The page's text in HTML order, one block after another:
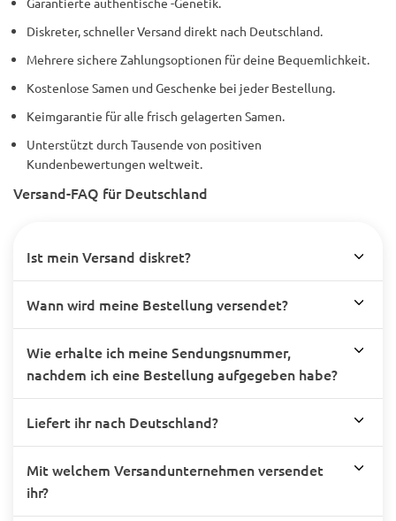
Diskreter, schneller Versand direkt nach Deutschland.
Mehrere sichere Zahlungsoptionen für deine Bequemlichkeit.
Kostenlose Samen und Geschenke bei jeder Bestellung.
Keimgarantie für alle frisch gelagerten Samen.
Unterstützt durch Tausende von positiven
Kundenbewertungen weltweit.
Versand-FAQ für Deutschland
Ist mein Versand diskret?
Wann wird meine Bestellung versendet?
Wie erhalte ich meine Sendungsnummer,
nachdem ich eine Bestellung aufgegeben habe?
Liefert ihr nach Deutschland?
Mit welchem Versandunternehmen versendet
ihr?